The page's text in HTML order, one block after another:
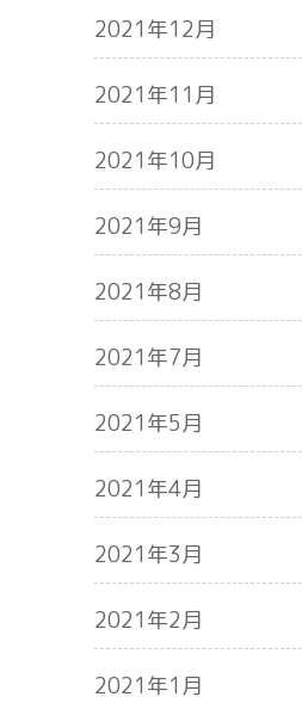
2021年12月
2021年11月
2021年10月
2021年9月
2021年8月
2021年7月
2021年5月
2021年4月
2021年3月
2021年2月
2021年1月